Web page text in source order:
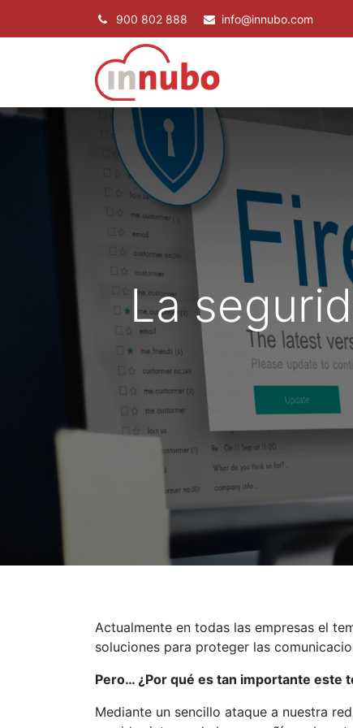
900 802 888 info@innubo.com
La
Actualmente en todas las empresas el
soluciones para proteger las
Pero… ¿Por qué es tan importante este
Mediante un sencillo ataque a nuestra